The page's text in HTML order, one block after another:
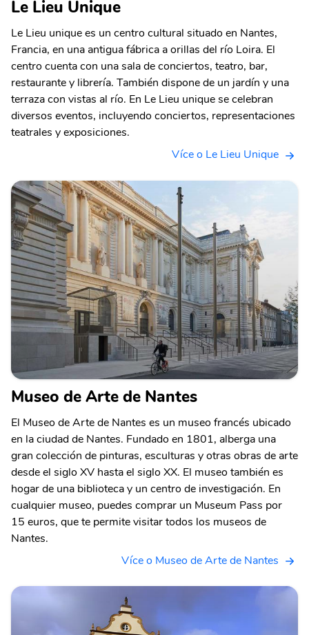
Le Lieu Unique
Le Lieu unique es un centro cultural situado en Nantes,
Francia, en una antigua fábrica a orillas del río Loira. El
centro cuenta con una sala de conciertos, teatro, bar,
restaurante y librería. También dispone de un jardín y una
terraza con vistas al río. En Le Lieu unique se celebran
diversos eventos, incluyendo conciertos, representaciones
teatrales y exposiciones.
Více o Le Lieu Unique
Museo de Arte de Nantes
El Museo de Arte de Nantes es un museo francés ubicado
en la ciudad de Nantes. Fundado en 1801, alberga una
gran colección de pinturas, esculturas y otras obras de arte
desde el siglo XV hasta el siglo XX. El museo también es
hogar de una biblioteca y un centro de investigación. En
cualquier museo, puedes comprar un Museum Pass por
15 euros, que te permite visitar todos los museos de
Nantes.
Více o Museo de Arte de Nantes